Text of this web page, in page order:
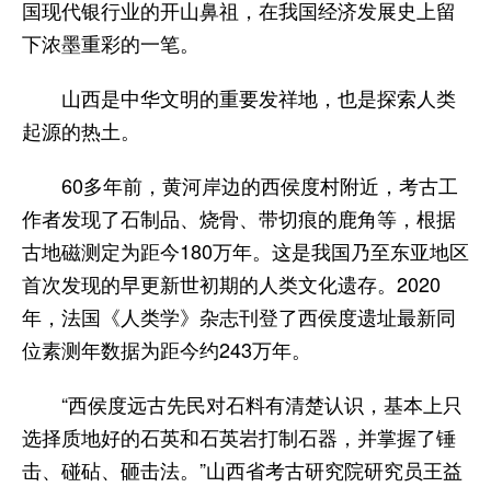
国现代银行业的开山鼻祖，在我国经济发展史上留
下浓墨重彩的一笔。
山西是中华文明的重要发祥地，也是探索人类
起源的热土。
60多年前，黄河岸边的西侯度村附近，考古工
作者发现了石制品、烧骨、带切痕的鹿角等，根据
古地磁测定为距今180万年。这是我国乃至东亚地区
首次发现的早更新世初期的人类文化遗存。2020
年，法国《人类学》杂志刊登了西侯度遗址最新同
位素测年数据为距今约243万年。
“西侯度远古先民对石料有清楚认识，基本上只
选择质地好的石英和石英岩打制石器，并掌握了锤
击、碰砧、砸击法。”山西省考古研究院研究员王益